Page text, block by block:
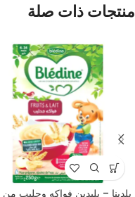
منتجات ذات صلة